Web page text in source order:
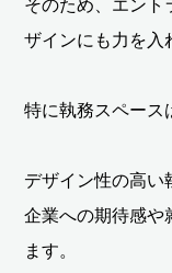
そのため、エント
ザインにも力を入
特に執務スペース
デザイン性の高い
企業への期待感や
ます。